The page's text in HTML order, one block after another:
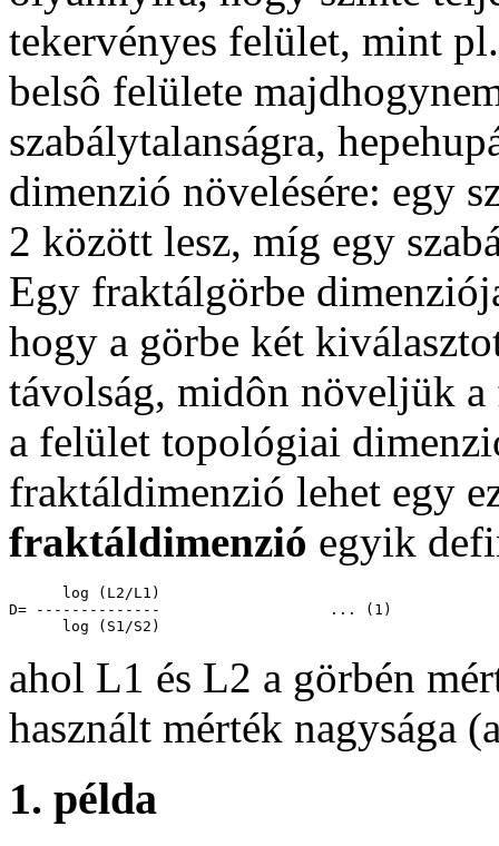
tekervényes felület, mint
belsô felülete
szabálytalanságra,
dimenzió növelésére: egy
2 között lesz, míg egy
Egy fraktálgörbe
hogy a görbe két
távolság, midôn növeljük a
a felület topológiai
fraktáldimenzió lehet egy
fraktáldimenzió egyik
      log (L2/L1)
D= --------------                   ... (1)
ahol L1 és L2 a görbén
használt mérték nagysága
1. példa